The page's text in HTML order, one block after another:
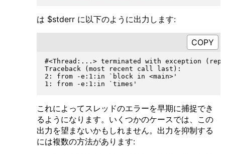
は $stderr に以下のように出力します:
#<Thread:...> terminated with exception
Traceback (most recent call last):
2: from -e:1:in `block in <main>'
これによってスレッドのエラーを早期に捕捉でき
るようになります。いくつかのケースでは、この
出力を望まないかもしれません。出力を抑制する
には複数の方法があります: